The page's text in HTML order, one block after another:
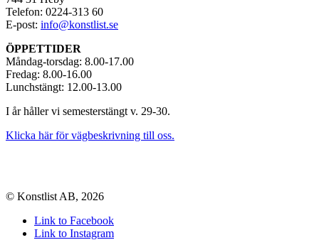
Telefon: 0224-313 60
E-post: info@konstlist.se
ÖPPETTIDER
Måndag-torsdag: 8.00-17.00
Fredag: 8.00-16.00
Lunchstängt: 12.00-13.00
I år håller vi semesterstängt v. 29-30.
Klicka här för vägbeskrivning till oss.
© Konstlist AB, 2026
Link to Facebook
Link to Instagram